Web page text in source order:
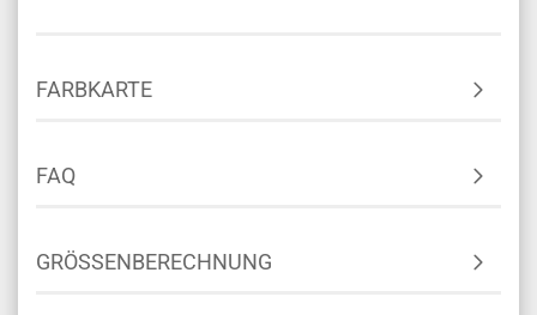
FARBKARTE
FAQ
GRÖSSENBERECHNUNG